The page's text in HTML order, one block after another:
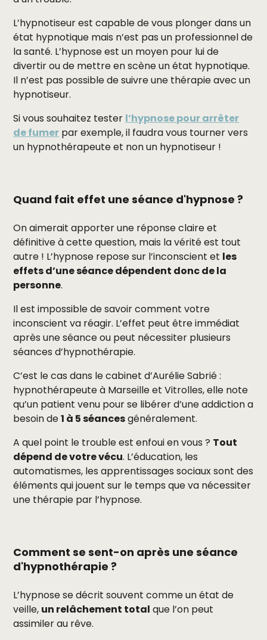
L’hypnotiseur est capable de vous plonger dans un
état hypnotique mais n’est pas un professionnel de
la santé. L’hypnose est un moyen pour lui de
divertir ou de mettre en scène un état hypnotique.
Il n’est pas possible de suivre une thérapie avec un
hypnotiseur.
Si vous souhaitez tester l’hypnose pour arrêter
de fumer par exemple, il faudra vous tourner vers
un hypnothérapeute et non un hypnotiseur !
Quand fait effet une séance d'hypnose ?
On aimerait apporter une réponse claire et
définitive à cette question, mais la vérité est tout
autre ! L’hypnose repose sur l’inconscient et les
effets d’une séance dépendent donc de la
personne.
Il est impossible de savoir comment votre
inconscient va réagir. L’effet peut être immédiat
après une séance ou peut nécessiter plusieurs
séances d’hypnothérapie.
C’est le cas dans le cabinet d’Aurélie Sabrié :
hypnothérapeute à Marseille et Vitrolles, elle note
qu’un patient venu pour se libérer d’une addiction a
besoin de1 à 5 séancesgénéralement.
A quel point le trouble est enfoui en vous ? Tout
dépend de votre vécu. L’éducation, les
automatismes, les apprentissages sociaux sont des
éléments qui jouent sur le temps que va nécessiter
une thérapie par l’hypnose.
Comment se sent-on après une séance
d'hypnothérapie ?
L’hypnose se décrit souvent comme un état de
veille, un relâchement total que l’on peut
assimiler au rêve.